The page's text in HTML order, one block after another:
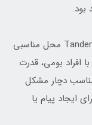
بود.
اگر از حفظ کردن بی‌فایده لغات خسته شدید، Tandem محل مناسبی
افراد بومی، قدرت
مناسب دچار مشکل
ایجاد پیام یا